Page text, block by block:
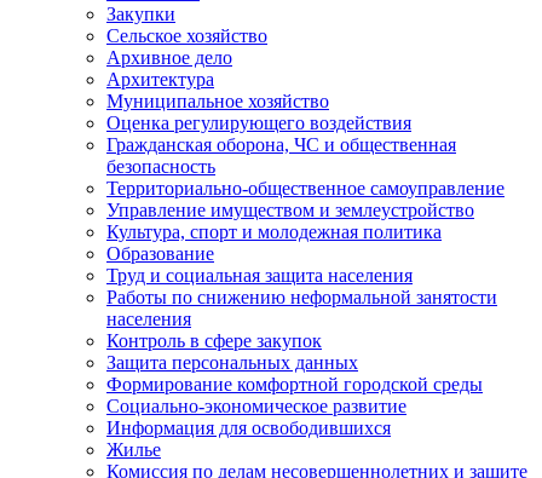
Закупки
Сельское хозяйство
Архивное дело
Архитектура
Муниципальное хозяйство
Оценка регулирующего воздействия
Гражданская оборона, ЧС и общественная
безопасность
Территориально-общественное самоуправление
Управление имуществом и землеустройство
Культура, спорт и молодежная политика
Образование
Труд и социальная защита населения
Работы по снижению неформальной занятости
населения
Контроль в сфере закупок
Защита персональных данных
Формирование комфортной городской среды
Социально-экономическое развитие
Информация для освободившихся
Жилье
Комиссия по делам несовершеннолетних и защите